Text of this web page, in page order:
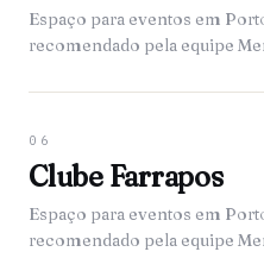
Espaço para eventos em
recomendado pela equipe
06
Clube Farrapos
Espaço para eventos em
recomendado pela equipe